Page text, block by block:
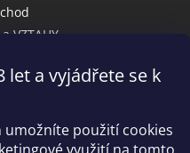
let a vyjádřete se k
umožníte použití cookies
VZTAHY
platby